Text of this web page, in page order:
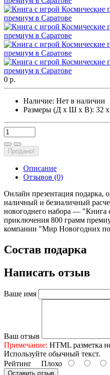
0 р.
Наличие: Нет в наличии
Размеры (Д х Ш х В): 32 х
Продано!
Описание
Отзывов (0)
Онлайн презентация подарка,
наличный и безналичный
новогоднего набора — "Книга
приключения 800 грамм
компании "Мир Новогодних
Состав подарка
Написать отзыв
Ваше имя
Ваш отзыв
Примечание: HTML разметка
Используйте обычный текст.
Рейтинг Плохо
Оставить отзыв